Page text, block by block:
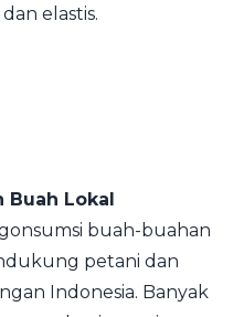
elastis.
Buah Lokal
buah-buahan
petani dan
Indonesia. Banyak